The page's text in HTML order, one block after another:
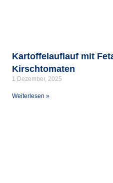
Kartoffelauflauf mit
Kirschtomaten
1 Dezember, 2025
Weiterlesen »